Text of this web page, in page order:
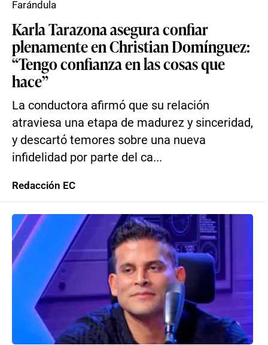
Karla Tarazona asegura confiar
plenamente en Christian Domínguez:
“Tengo confianza en las cosas que
hace”
La conductora afirmó que su relación
atraviesa una etapa de madurez y sinceridad,
y descartó temores sobre una nueva
infidelidad por parte del ca...
Farándula
Redacción EC